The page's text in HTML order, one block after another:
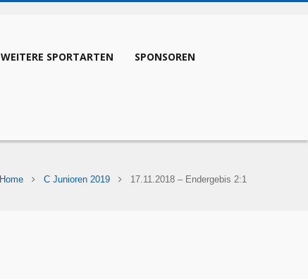
WEITERE SPORTARTEN SPONSOREN
Home C Junioren 2019 17.11.2018 – Endergebis 2:1